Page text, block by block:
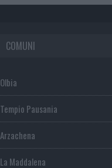
COMUNI
Olbia
Tempio Pausania
Arzachena
La Maddalena